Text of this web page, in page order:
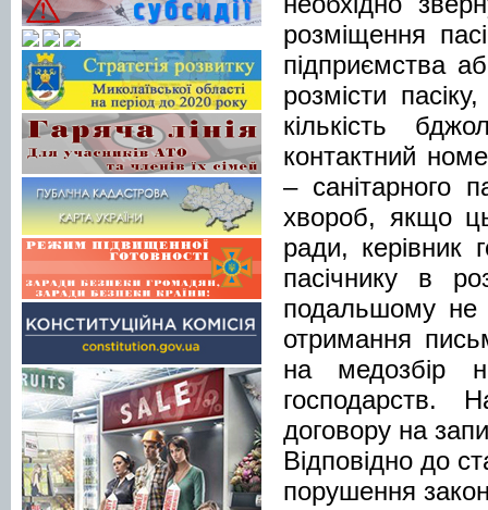
розміщення
підприємства
розмісти
кількість
контактний
– санітарного
хвороб, якщо
ради, керівник
пасічнику в
подальшому не
отримання
на медозбір
господарств.
договору на
Відповідно до
порушення